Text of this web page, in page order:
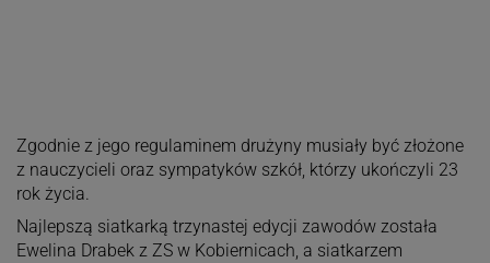
Zgodnie z jego regulaminem drużyny musiały być złożone
z nauczycieli oraz sympatyków szkół, którzy ukończyli 23
rok życia.
Najlepszą siatkarką trzynastej edycji zawodów została
Ewelina Drabek z ZS w Kobiernicach, a siatkarzem